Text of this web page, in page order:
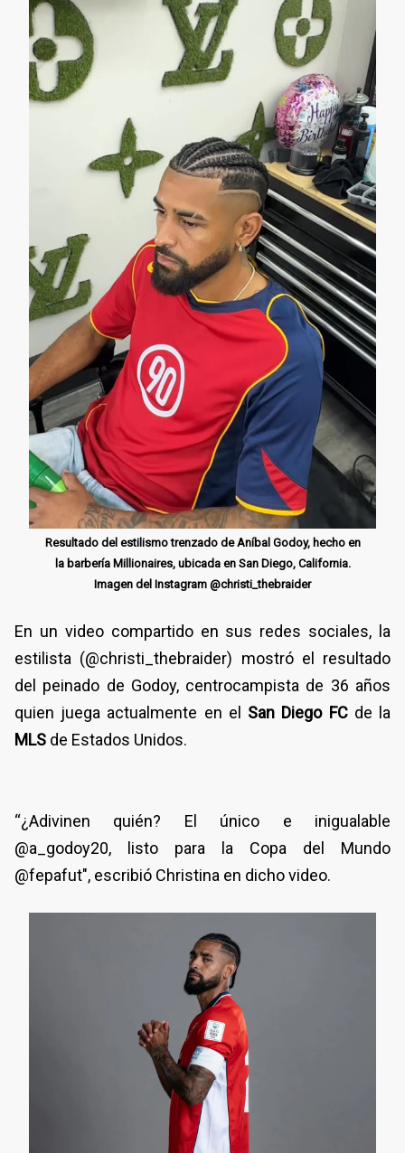
Resultado del estilismo trenzado de Aníbal Godoy, hecho en
la barbería Millionaires, ubicada en San Diego, California.
Imagen del Instagram @christi_thebraider
En un video compartido en sus redes sociales, la
estilista (@christi_thebraider) mostró el resultado
del peinado de Godoy, centrocampista de 36 años
quien juega actualmente en el San Diego FCde la
MLS de Estados Unidos.
“¿Adivinen quién? El único e inigualable
@a_godoy20, listo para la Copa del Mundo
@fepafut", escribió Christina en dicho video.